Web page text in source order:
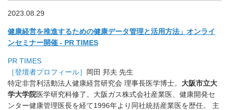
2023.08.29
健康経営を推進するための健康データ管理と活用方法」 オンライ
ンセミナー開催 - PR TIMES
PR TIMES
［登壇者プロフィール］ 岡田 邦夫 先生
特定非営利活動法人健康経営研究会 理事長医学博士。 大阪市立大
学大学院医学研究科修了。大阪ガス株式会社産業医、健康開発セ
ンター健康管理医長を経て1996年より同社統括産業医を歴任。 主